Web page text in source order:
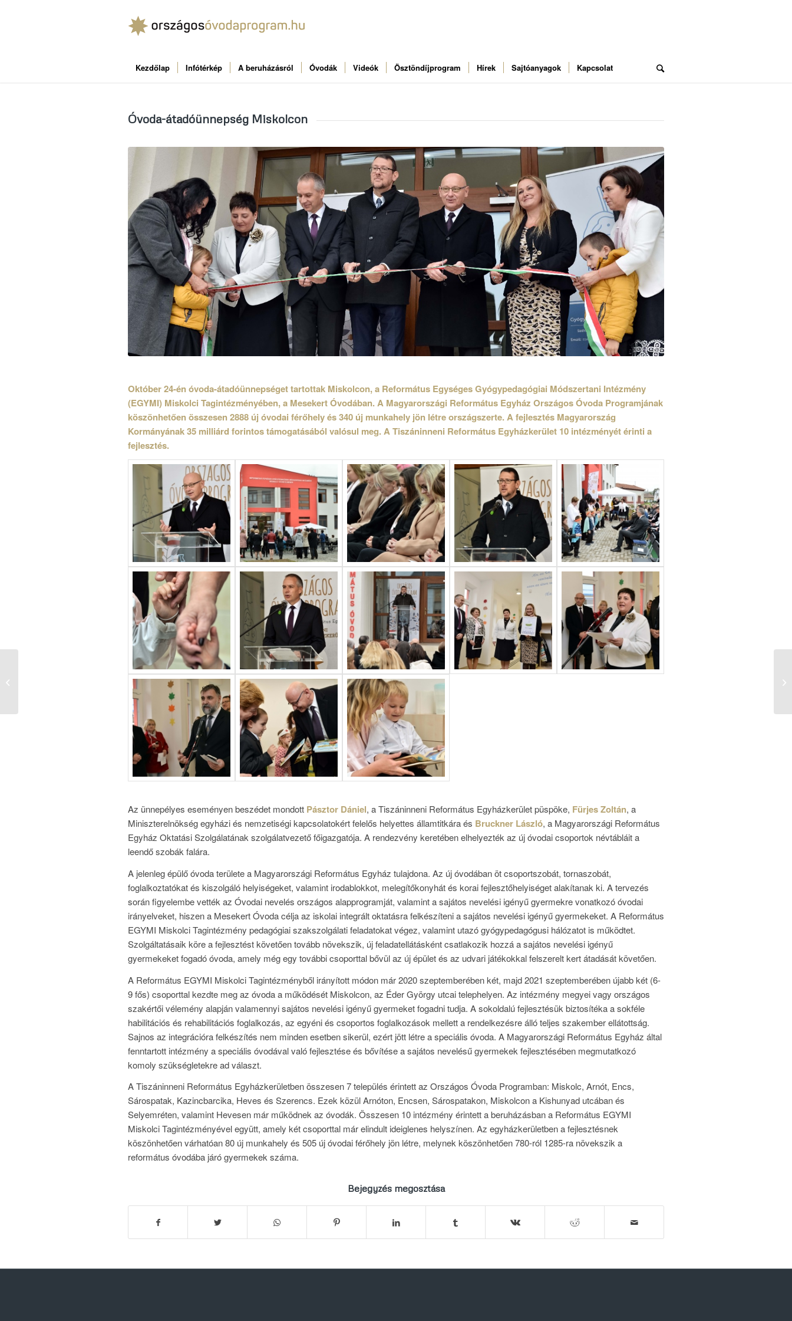
Kezdőlap Infótérkép A beruházásról Óvodák Videók Ösztöndíjprogram Hírek Sajtóanyagok Kapcsolat
Óvoda-átadóünnepség Miskolcon
Október 24-én óvoda-átadóünnepséget tartottak Miskolcon, a Református Egységes Gyógypedagógiai Módszertani Intézmény
(EGYMI) Miskolci Tagintézményében, a Mesekert Óvodában. A Magyarországi Református Egyház Országos Óvoda Programjának
köszönhetően összesen 2888 új óvodai férőhely és 340 új munkahely jön létre országszerte. A fejlesztés Magyarország
Kormányának 35 milliárd forintos támogatásából valósul meg. A Tiszáninneni Református Egyházkerület 10 intézményét érinti a
fejlesztés.
Az ünnepélyes eseményen beszédet mondott Pásztor Dániel, a Tiszáninneni Református Egyházkerület püspöke, Fürjes Zoltán, a
Miniszterelnökség egyházi és nemzetiségi kapcsolatokért felelős helyettes államtitkára és Bruckner László, a Magyarországi Református
Egyház Oktatási Szolgálatának szolgálatvezető főigazgatója. A rendezvény keretében elhelyezték az új óvodai csoportok névtábláit a
leendő szobák falára.
A jelenleg épülő óvoda területe a Magyarországi Református Egyház tulajdona. Az új óvodában öt csoportszobát, tornaszobát,
foglalkoztatókat és kiszolgáló helyiségeket, valamint irodablokkot, melegítőkonyhát és korai fejlesztőhelyiséget alakítanak ki. A tervezés
során figyelembe vették az Óvodai nevelés országos alapprogramját, valamint a sajátos nevelési igényű gyermekre vonatkozó óvodai
irányelveket, hiszen a Mesekert Óvoda célja az iskolai integrált oktatásra felkészíteni a sajátos nevelési igényű gyermekeket. A Református
EGYMI Miskolci Tagintézmény pedagógiai szakszolgálati feladatokat végez, valamint utazó gyógypedagógusi hálózatot is működtet.
Szolgáltatásaik köre a fejlesztést követően tovább növekszik, új feladatellátásként csatlakozik hozzá a sajátos nevelési igényű
gyermekeket fogadó óvoda, amely még egy további csoporttal bővül az új épület és az udvari játékokkal felszerelt kert átadását követően.
A Református EGYMI Miskolci Tagintézményből irányított módon már 2020 szeptemberében két, majd 2021 szeptemberében újabb két (6-
9 fős) csoporttal kezdte meg az óvoda a működését Miskolcon, az Éder György utcai telephelyen. Az intézmény megyei vagy országos
szakértői vélemény alapján valamennyi sajátos nevelési igényű gyermeket fogadni tudja. A sokoldalú fejlesztésük biztosítéka a sokféle
habilitációs és rehabilitációs foglalkozás, az egyéni és csoportos foglalkozások mellett a rendelkezésre álló teljes szakember ellátottság.
Sajnos az integrációra felkészítés nem minden esetben sikerül, ezért jött létre a speciális óvoda. A Magyarországi Református Egyház által
fenntartott intézmény a speciális óvodával való fejlesztése és bővítése a sajátos nevelésű gyermekek fejlesztésében megmutatkozó
komoly szükségletekre ad választ.
A Tiszáninneni Református Egyházkerületben összesen 7 település érintett az Országos Óvoda Programban: Miskolc, Arnót, Encs,
Sárospatak, Kazincbarcika, Heves és Szerencs. Ezek közül Arnóton, Encsen, Sárospatakon, Miskolcon a Kishunyad utcában és
Selyemréten, valamint Hevesen már működnek az óvodák. Összesen 10 intézmény érintett a beruházásban a Református EGYMI
Miskolci Tagintézményével együtt, amely két csoporttal már elindult ideiglenes helyszínen. Az egyházkerületben a fejlesztésnek
köszönhetően várhatóan 80 új munkahely és 505 új óvodai férőhely jön létre, melynek köszönhetően 780-ról 1285-ra növekszik a
református óvodába járó gyermekek száma.
Bejegyzés megosztása